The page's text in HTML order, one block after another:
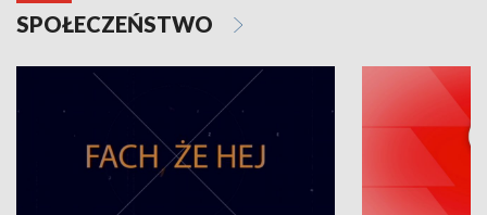
SPOŁECZEŃSTWO